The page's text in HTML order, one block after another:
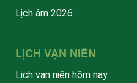
Lịch âm 2026
LỊCH VẠN NIÊN
Lịch vạn niên hôm nay